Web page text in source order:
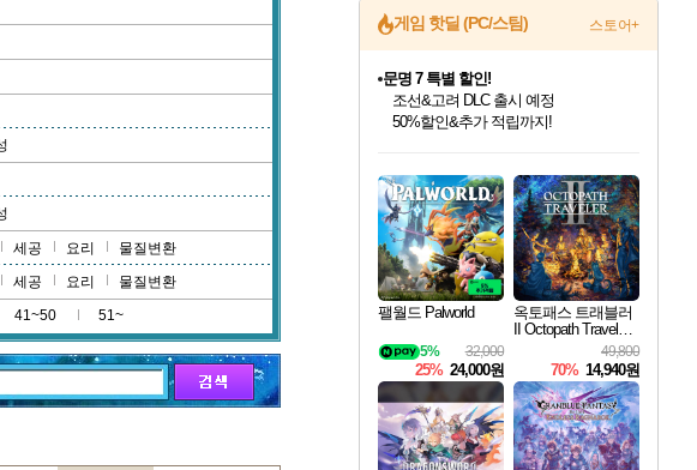
세공 요리
물질변환
세공 요리 물질변환
41~50 51~
게임 핫딜 (PC/스팀) 스토어+
최대 90% 할인가를 만나보세요!
네이버혜택과 함께 만나보세요!
문명 7 특별 할인!
조선&고려 DLC 출시 예정
50%할인&추가 적립까지!
네이버 포인트 혜택까지!
이니&베니 혜택까지!
네이버 혜택가와 함께 예약하세요!
할인&네이버혜택으로 만나보세요!
네이버페이 혜택과 만나보세요!
40주년 프로모션으로 만나보세요!
할인가에 만나보세요!
일부 에디션 상시 할인!
혜택으로 예약 판매 중
편안하게 충전하세요
팰월드 Palworld
32,000
5%
25% 24,000원
옥토패스 트래블러
II Octopath Traveler I
49,800
70% 14,940원